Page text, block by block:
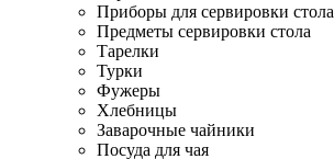
Приборы для сервировки стола
Предметы сервировки стола
Тарелки
Турки
Фужеры
Хлебницы
Заварочные чайники
Посуда для чая